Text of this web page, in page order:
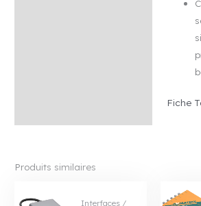
Fiche
Produits similaires
Interfaces /